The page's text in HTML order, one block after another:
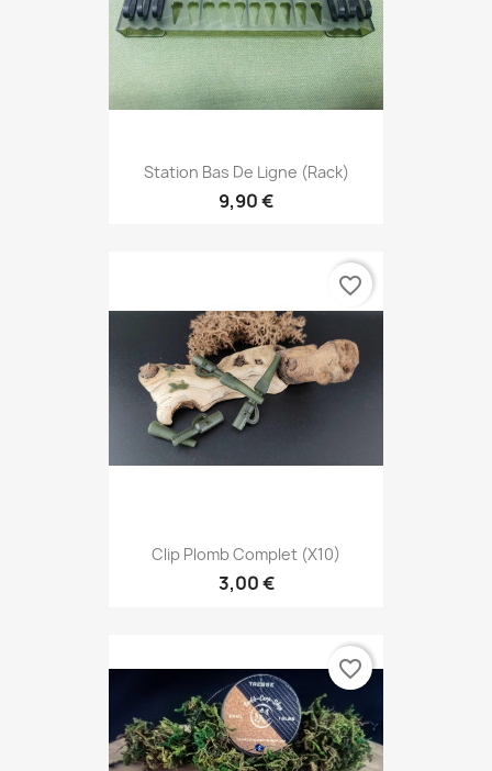
Station Bas De Ligne (rack)
9,90 €
Clip Plomb Complet (x10)
3,00 €
favorite_border
favorite_border